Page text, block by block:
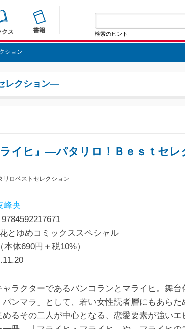
クス 書籍 検索のヒント
ション―
レクション―
ライヒ』―パタリロ！Ｂｅｓｔセレ
リロベストセレクション
峰央
とゆめコミックススペシャル
体690円＋税10%）
ラクターであるバンコランとマライヒ。舞台
バンマラ」として、若い女性読者層にもあらた
るその二人が中心となる、恋愛要素が強いエ